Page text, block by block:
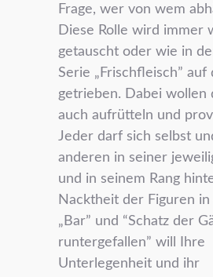
Frage, wer von wem
Diese Rolle wird immer
getauscht oder wie in
Serie „Frischfleisch” auf
getrieben. Dabei wollen
auch aufrütteln und
Jeder darf sich selbst
anderen in seiner
und in seinem Rang
Nacktheit der Figuren
„Bar” und “Schatz der
runtergefallen” will Ihre
Unterlegenheit und ihr